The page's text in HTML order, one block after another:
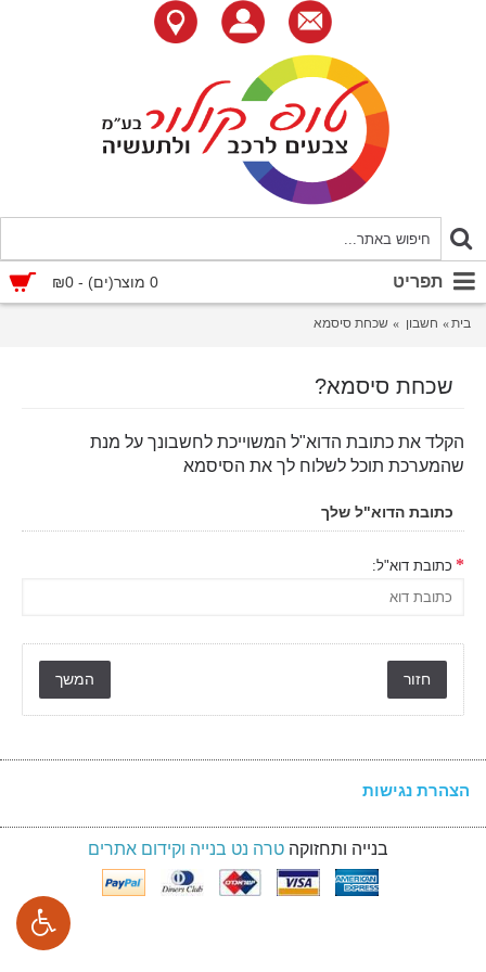
0 מוצר(ים) - ₪0 תפריט
בית חשבון שכחת סיסמא
שכחת סיסמא?
הקלד את כתובת הדוא"ל המשוייכת לחשבונך על מנת
שהמערכת תוכל לשלוח לך את הסיסמא
כתובת הדוא"ל שלך
כתובת דוא"ל:
חזור
הצהרת נגישות
בנייה ותחזוקהטרה נט בנייה וקידום אתרים